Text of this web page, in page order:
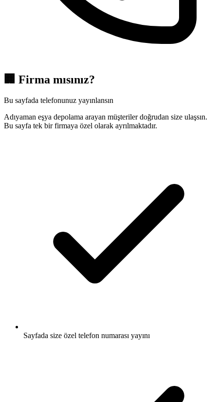
🏢 Firma mısınız?
Bu sayfada telefonunuz yayınlansın
Adıyaman eşya depolama arayan müşteriler doğrudan size ulaşsın.
Bu sayfa tek bir firmaya özel olarak ayrılmaktadır.
Sayfada size özel telefon numarası yayını